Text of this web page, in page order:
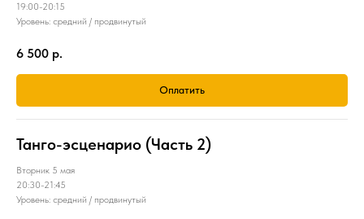
19:00-20:15
Уровень: средний / продвинутый
6 500 р.
Оплатить
Танго-эсценарио (Часть 2)
Вторник 5 мая
20:30-21:45
Уровень: средний / продвинутый